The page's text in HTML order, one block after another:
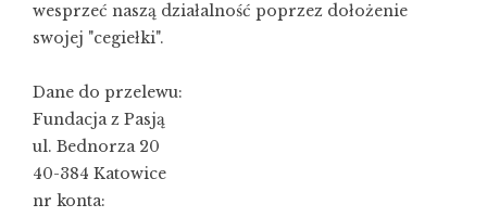
wesprzeć naszą działalność poprzez dołożenie
swojej "cegiełki".
Dane do przelewu:
Fundacja z Pasją
ul. Bednorza 20
40-384 Katowice
nr konta: